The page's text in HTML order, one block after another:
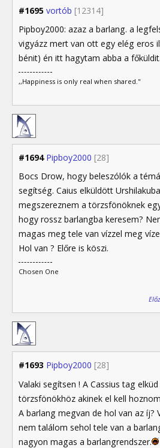
#1695 vortób [12314]
Pipboy2000: azaz a barlang. a
vigyázz mert van ott egy elég eros
bénit) én itt hagytam abba a főküldit.
,,Happiness is only real when shared."
#1694 Pipboy2000 [28]
Bocs Drow, hogy beleszólók a
segítség. Caius elküldött
megszereznem a törzsfönöknek
hogy rossz barlangba keresem?
magas meg tele van vízzel meg
Hol van ? Előre is köszi.
Chosen One
#1693 Pipboy2000 [28]
Valaki segítsen ! A Cassius tag
törzsfönökhöz akinek el kell
A barlang megvan de hol van az íj?
nem találom sehol tele van a
nagyon magas a barlangrendszer.